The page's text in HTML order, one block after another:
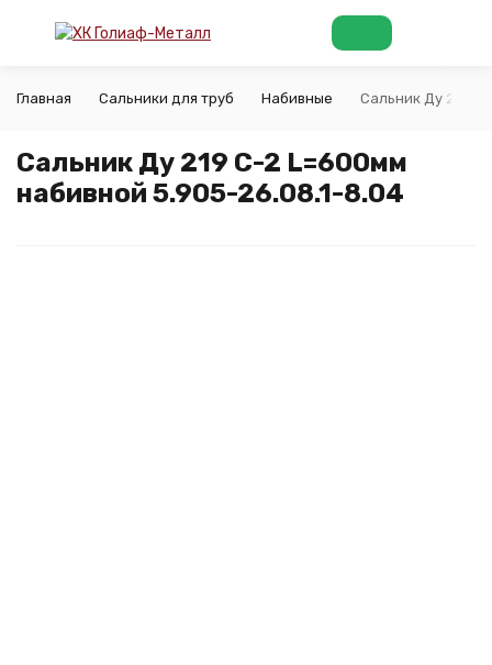
Главная Сальники для труб Набивные Сальник Ду 219
Сальник Ду 219 С-2 L=600мм
набивной 5.905-26.08.1-8.04